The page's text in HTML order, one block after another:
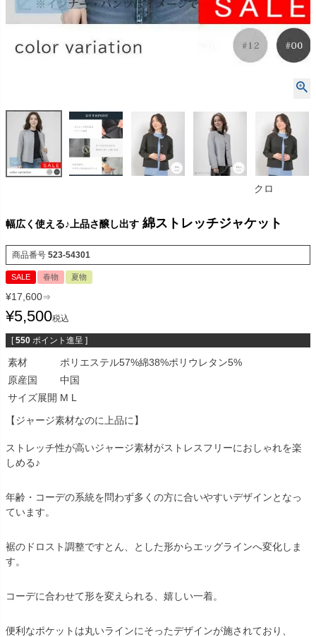
クロ
幅広く使える♪上品さ醸し出す 綿ストレッチジャケット
商品番号 523-54301
SALE 春物 夏物
¥17,600⇒
¥5,500税込
[ 550 ポイント進呈 ]
素材
ポリエステル57%綿38%ポリウレタン5%
原産国
中国
サイズ展開 M L
【ジャージ素材なのに上品に】
ストレッチ性が高いジャージ素材がストレスフリーにおしゃれを楽
しめる♪
年齢・コーデの系統を問わず多くの方に合いやすいデザインとなっ
ています。
裾のドロスト調整ですとん、とした形からエッグラインへ変化しま
す。
コーデに合わせて形を変えられる、嬉しい一着。
便利なポケットは丸いラインにそったデザインが施されており、